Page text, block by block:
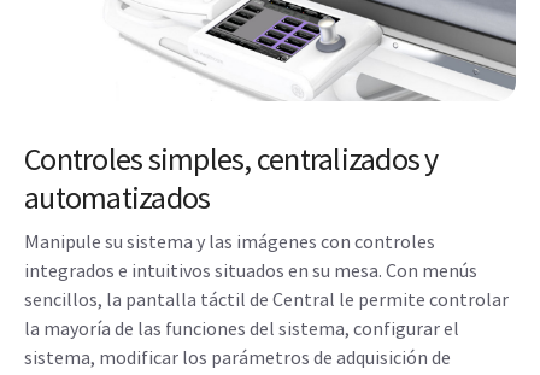
Controles simples, centralizados y
automatizados
Manipule su sistema y las imágenes con controles
integrados e intuitivos situados en su mesa. Con menús
sencillos, la pantalla táctil de Central le permite controlar
la mayoría de las funciones del sistema, configurar el
sistema, modificar los parámetros de adquisición de